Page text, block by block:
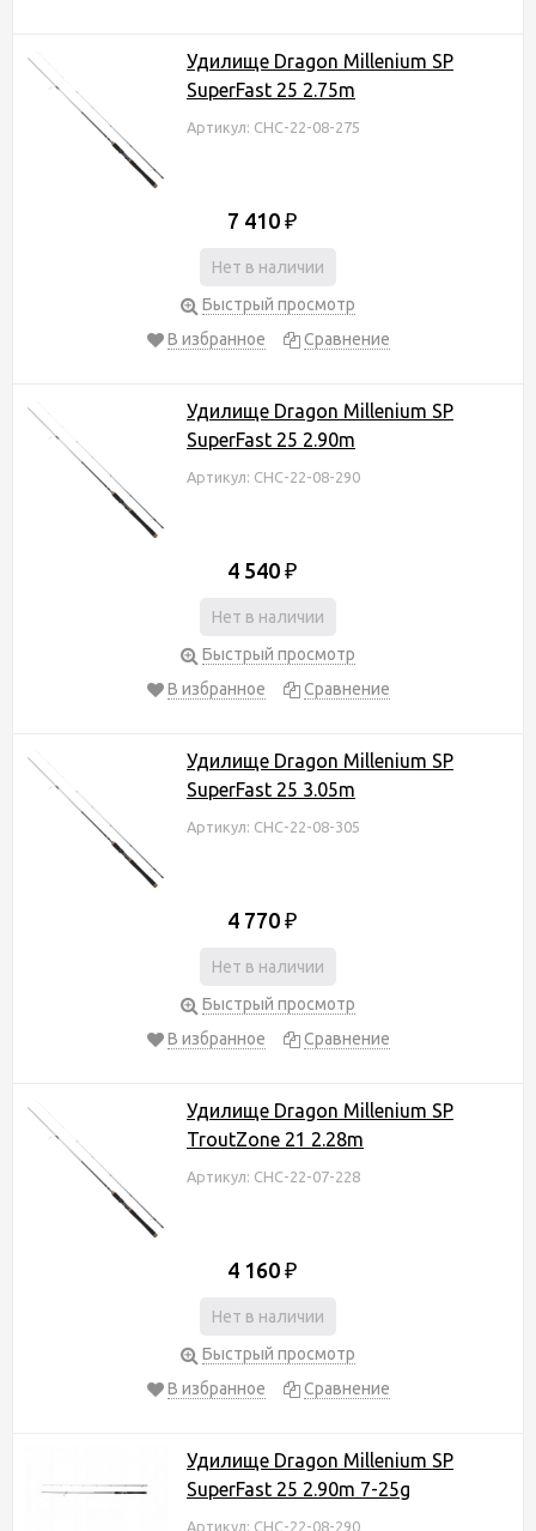
Удилище Dragon Millenium SP
SuperFast 25 2.75m
Артикул: CHC-22-08-275
7 410 ₽
Нет в наличии
Быстрый просмотр
В избранное
Сравнение
Удилище Dragon Millenium SP
SuperFast 25 2.90m
Артикул: CHC-22-08-290
4 540 ₽
Нет в наличии
Быстрый просмотр
В избранное
Сравнение
Удилище Dragon Millenium SP
SuperFast 25 3.05m
Артикул: CHC-22-08-305
4 770 ₽
Нет в наличии
Быстрый просмотр
В избранное
Сравнение
Удилище Dragon Millenium SP
TroutZone 21 2.28m
Артикул: CHC-22-07-228
4 160 ₽
Нет в наличии
Быстрый просмотр
В избранное
Сравнение
Удилище Dragon Millenium SP
SuperFast 25 2.90m 7-25g
Артикул: CHC-22-08-290